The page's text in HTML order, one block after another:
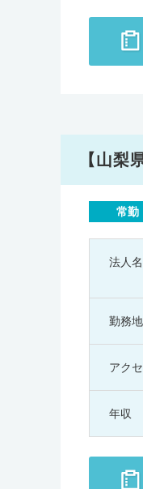
【山
常勤
法人名
勤務地
アク
年収